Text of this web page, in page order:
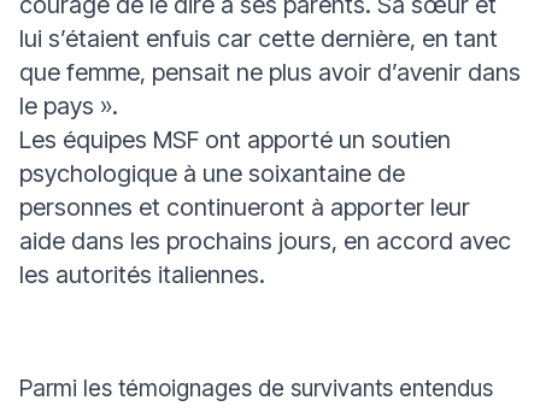
lui s’étaient enfuis car cette dernière, en tant
que femme, pensait ne plus avoir d’avenir dans
le pays ».
Les équipes MSF ont apporté un soutien
psychologique à une soixantaine de
personnes et continueront à apporter leur
aide dans les prochains jours, en accord avec
les autorités italiennes.
Parmi les témoignages de survivants entendus